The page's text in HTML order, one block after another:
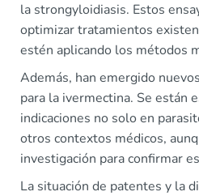
la strongyloidiasis. Estos
optimizar tratamientos
estén aplicando los métodos
Además, han emergido
para la ivermectina. Se están
indicaciones no solo en
otros contextos médicos,
investigación para confirmar
La situación de patentes y la